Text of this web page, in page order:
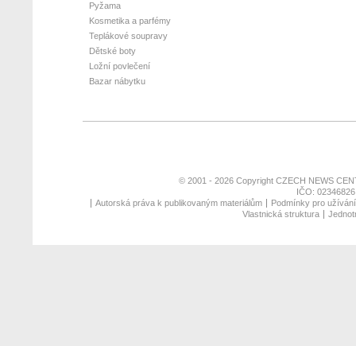
Pyžama
Kosmetika a parfémy
Teplákové soupravy
Dětské boty
Ložní povlečení
Bazar nábytku
© 2001 - 2026 Copyright CZECH NEWS
IČO:
Autorská práva k publikovaným materiálům
Podmínky pro
Vlastnická struktura